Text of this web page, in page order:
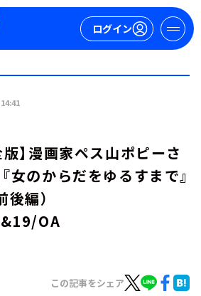
ログイン
14:41
版】漫画家ペス山ポピーさ
女のからだをゆるすまで』
編）
OA
この記事をシェア